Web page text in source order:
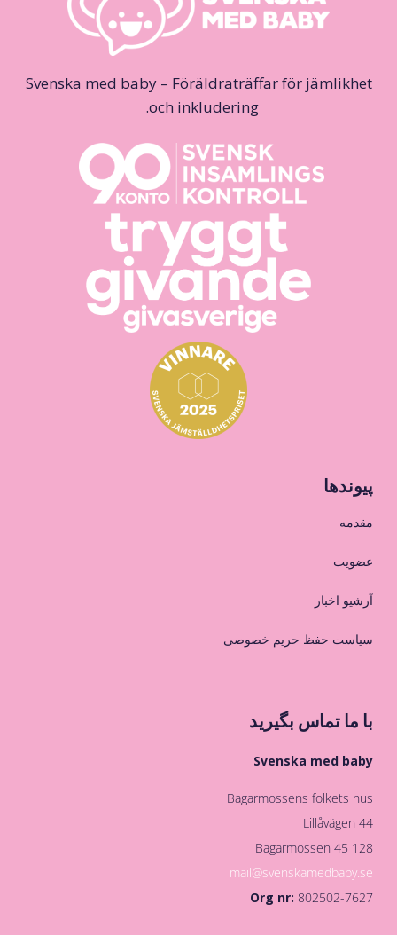
Svenska med baby – Föräldraträffar för jämlikhet
och inkludering.
پیوندها
مقدمه
عضویت
آرشیو اخبار
سیاست حفظ حریم خصوصی
با ما تماس بگیرید
Svenska med baby
Bagarmossens folkets hus
Lillåvägen 44
128 45 Bagarmossen
mail@svenskamedbaby.se
Org nr:802502-7627